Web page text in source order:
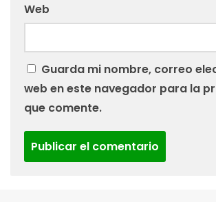
Web
Guarda mi nombre, correo
web en este navegador para la
que comente.